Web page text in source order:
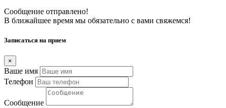
Сообщение отправлено!
В ближайшее время мы обязательно с вами свяжемся!
Записаться на прием
×
Ваше имя
Телефон
Сообщение